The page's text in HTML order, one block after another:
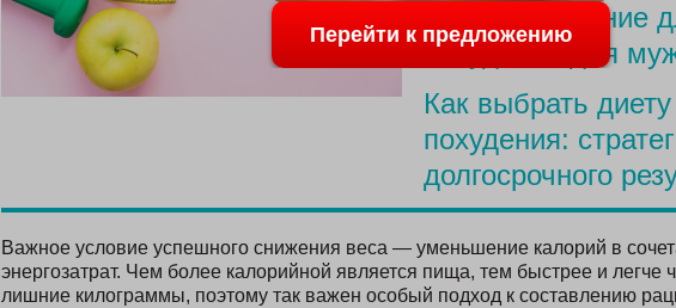
Простое питание
похудения для
Как выбрать
похудения:
долгосрочного
Важное условие успешного снижения веса — уменьшение калорий в
энергозатрат. Чем более калорийной является пища, тем быстрее и легче
лишние килограммы, поэтому так важен особый подход к составлению
Перейти к предложению